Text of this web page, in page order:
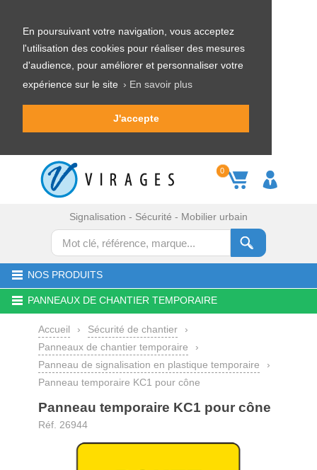
En poursuivant votre navigation, vous acceptez
l'utilisation des cookies pour réaliser des mesures
d'audience, pour améliorer et personnaliser votre
expérience sur le site › En savoir plus
J'accepte
0
Signalisation - Sécurité - Mobilier urbain
NOS PRODUITS
PANNEAUX DE CHANTIER TEMPORAIRE
Accueil › Sécurité de chantier
›
Panneaux de chantier temporaire
›
Panneau de signalisation en plastique temporaire
›
Panneau temporaire KC1 pour cône
Panneau temporaire KC1 pour cône
Réf. 26944